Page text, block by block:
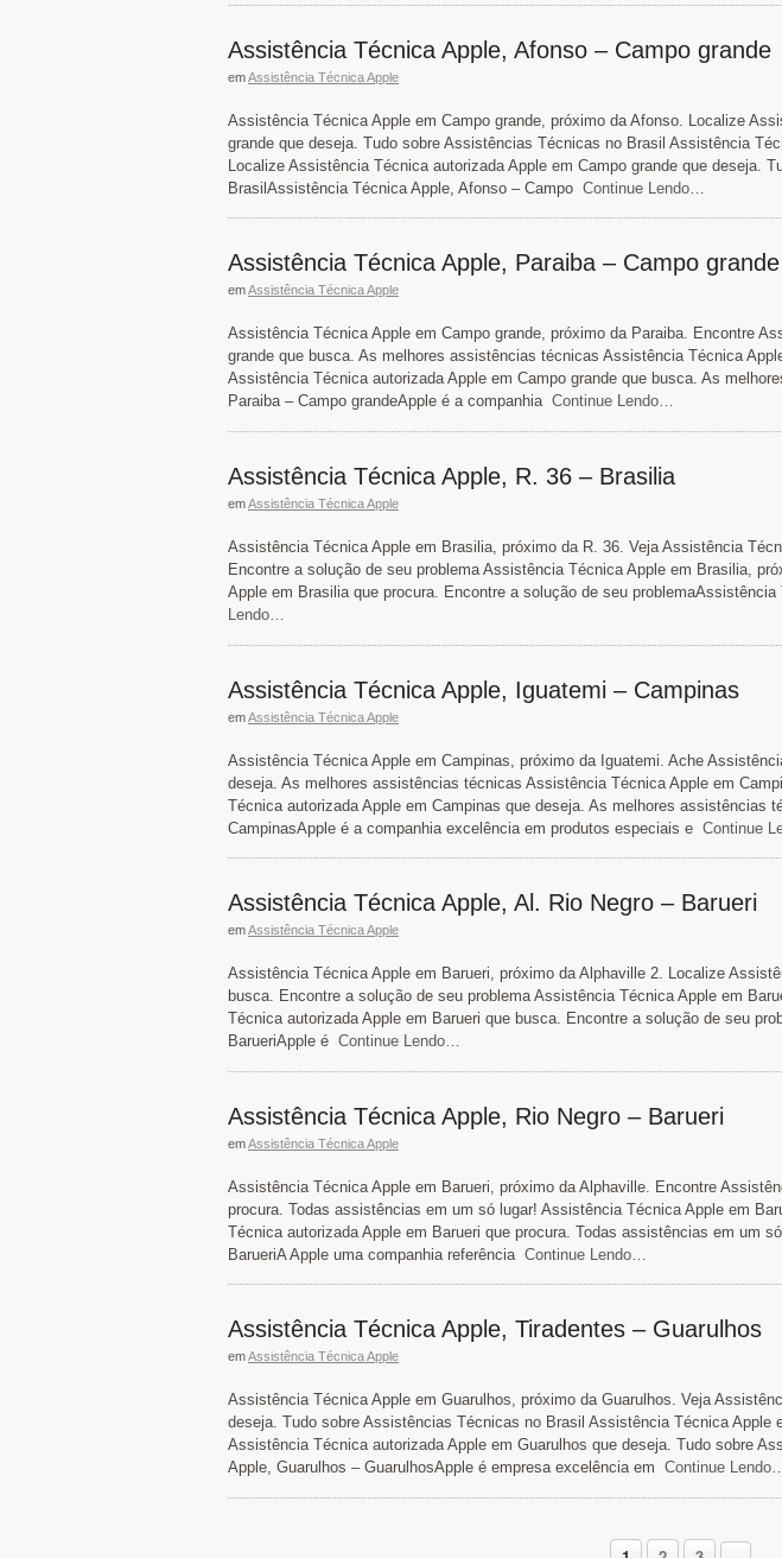
Assistência Técnica Apple, Afonso – Campo grande
emAssistência Técnica Apple
Assistência Técnica Apple em Campo grande, próximo da Afonso. Localize
grande que deseja. Tudo sobre Assistências Técnicas no Brasil Assistência
Localize Assistência Técnica autorizada Apple em Campo grande que deseja.
BrasilAssistência Técnica Apple, Afonso – Campo Continue Lendo…
Assistência Técnica Apple, Paraiba – Campo grande
emAssistência Técnica Apple
Assistência Técnica Apple em Campo grande, próximo da Paraiba. Encontre
grande que busca. As melhores assistências técnicas Assistência Técnica
Assistência Técnica autorizada Apple em Campo grande que busca. As
Paraiba – Campo grandeApple é a companhiaContinue Lendo…
Assistência Técnica Apple, R. 36 – Brasilia
emAssistência Técnica Apple
Assistência Técnica Apple em Brasilia, próximo da R. 36. Veja Assistência
Encontre a solução de seu problema Assistência Técnica Apple em Brasilia,
Apple em Brasilia que procura. Encontre a solução de seu
Lendo…
Assistência Técnica Apple, Iguatemi – Campinas
emAssistência Técnica Apple
Assistência Técnica Apple em Campinas, próximo da Iguatemi. Ache
deseja. As melhores assistências técnicas Assistência Técnica Apple em
Técnica autorizada Apple em Campinas que deseja. As melhores assistências
CampinasApple é a companhia excelência em produtos especiais e Continue
Assistência Técnica Apple, Al. Rio Negro – Barueri
emAssistência Técnica Apple
Assistência Técnica Apple em Barueri, próximo da Alphaville 2. Localize
busca. Encontre a solução de seu problema Assistência Técnica Apple em
Técnica autorizada Apple em Barueri que busca. Encontre a solução de seu
BarueriApple é Continue Lendo…
Assistência Técnica Apple, Rio Negro – Barueri
emAssistência Técnica Apple
Assistência Técnica Apple em Barueri, próximo da Alphaville. Encontre
procura. Todas assistências em um só lugar! Assistência Técnica Apple em
Técnica autorizada Apple em Barueri que procura. Todas assistências em um
BarueriA Apple uma companhia referência Continue Lendo…
Assistência Técnica Apple, Tiradentes – Guarulhos
emAssistência Técnica Apple
Assistência Técnica Apple em Guarulhos, próximo da Guarulhos. Veja
deseja. Tudo sobre Assistências Técnicas no Brasil Assistência Técnica Apple
Assistência Técnica autorizada Apple em Guarulhos que deseja. Tudo sobre
Apple, Guarulhos – GuarulhosApple é empresa excelência em Continue